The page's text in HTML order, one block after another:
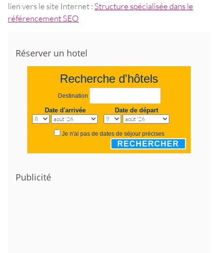
lien vers le site Internet : Structure spécialisée dans le
référencement SEO
Réserver un hotel
Recherche d'hôtels
Destination
Date d'arrivée Date de départ
Je n'ai pas de dates de séjour précises
RECHERCHER
Publicité